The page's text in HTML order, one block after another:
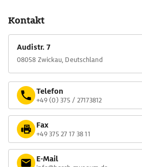
Kontakt
Audistr. 7
08058 Zwickau, Deutschland
Telefon
+49 (0) 375 / 27173812
Fax
+49 375 27 17 38 11
E-Mail